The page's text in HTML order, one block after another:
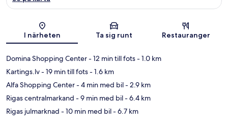
Karta
I närheten Ta sig runt Restauranger
Domina Shopping Center- 12 min till fots- 1.0 km
Kartings.lv- 19 min till fots- 1.6 km
Alfa Shopping Center- 4 min med bil- 2.9 km
Rigas centralmarkand - 9 min med bil- 6.4 km
Rigas julmarknad - 10 min med bil- 6.7 km